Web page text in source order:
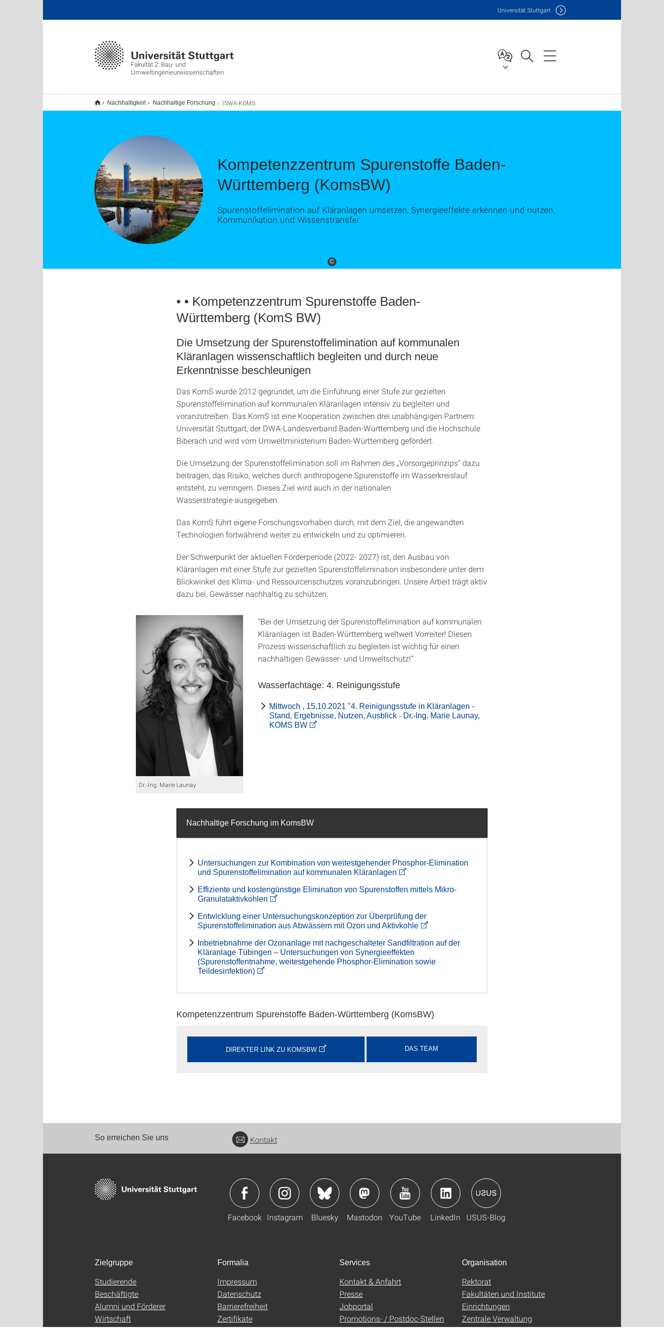
Fakultät 2: Bau- und
Umweltingenieurwissenschaften
Universität Stuttgart
Nachhaltigkeit Nachhaltige Forschung ISWA-KOMS
©
Kompetenzzentrum Spurenstoffe Baden-
Württemberg (KomsBW)
Spurenstoffelimination auf Kläranlagen umsetzen, Synergieeffekte erkennen und nutzen,
Kommunikation und Wissenstransfer
• • Kompetenzzentrum Spurenstoffe Baden-
Württemberg (KomS BW)
Die Umsetzung der Spurenstoffelimination auf kommunalen
Kläranlagen wissenschaftlich begleiten und durch neue
Erkenntnisse beschleunigen
Das KomS wurde 2012 gegründet, um die Einführung einer Stufe zur gezielten
Spurenstoffelimination auf kommunalen Kläranlagen intensiv zu begleiten und
voranzutreiben. Das KomS ist eine Kooperation zwischen drei unabhängigen Partnern:
Universität Stuttgart, der DWA-Landesverband Baden-Württemberg und die Hochschule
Biberach und wird vom Umweltministerium Baden-Württemberg gefördert.
Die Umsetzung der Spurenstoffelimination soll im Rahmen des „Vorsorgeprinzips“ dazu
beitragen, das Risiko, welches durch anthropogene Spurenstoffe im Wasserkreislauf
entsteht, zu verringern. Dieses Ziel wird auch in der nationalen
Wasserstrategie ausgegeben.
Das KomS führt eigene Forschungsvorhaben durch, mit dem Ziel, die angewandten
Technologien fortwährend weiter zu entwickeln und zu optimieren.
Der Schwerpunkt der aktuellen Förderperiode (2022- 2027) ist, den Ausbau von
Kläranlagen mit einer Stufe zur gezielten Spurenstoffelimination insbesondere unter dem
Blickwinkel des Klima- und Ressourcenschutzes voranzubringen. Unsere Arbeit trägt aktiv
dazu bei, Gewässer nachhaltig zu schützen.
Dr.-Ing. Marie Launay
"Bei der Umsetzung der Spurenstoffelimination auf kommunalen
Kläranlagen ist Baden-Württemberg weltweit Vorreiter! Diesen
Prozess wissenschaftlich zu begleiten ist wichtig für einen
nachhaltigen Gewässer- und Umweltschutz!"
Wasserfachtage: 4. Reinigungsstufe
Mittwoch , 15.10.2021 "4. Reinigungsstufe in Kläranlagen -
Stand, Ergebnisse, Nutzen, Ausblick - Dr.-Ing. Marie Launay,
KOMS BW
Nachhaltige Forschung im KomsBW
Untersuchungen zur Kombination von weitestgehender Phosphor-Elimination
und Spurenstoffelimination auf kommunalen Kläranlagen
Effiziente und kostengünstige Elimination von Spurenstoffen mittels Mikro-
Granulataktivkohlen
Entwicklung einer Untersuchungskonzeption zur Überprüfung der
Spurenstoffelimination aus Abwässern mit Ozon und Aktivkohle
Inbetriebnahme der Ozonanlage mit nachgeschalteter Sandfiltration auf der
Kläranlage Tübingen – Untersuchungen von Synergieeffekten
(Spurenstoffentnahme, weitestgehende Phosphor-Elimination sowie
Teildesinfektion)
Kompetenzzentrum Spurenstoffe Baden-Württemberg (KomsBW)
DIREKTER LINK ZU KOMSBW DAS TEAM
So erreichen Sie uns Kontakt
Facebook Instagram Bluesky Mastodon YouTube LinkedIn USUS-Blog
Zielgruppe
Studierende
Beschäftigte
Alumni und Förderer
Wirtschaft
Formalia
Impressum
Datenschutz
Barrierefreiheit
Zertifikate
Services
Kontakt & Anfahrt
Presse
Jobportal
Promotions- / Postdoc-Stellen
Organisation
Rektorat
Fakultäten und Institute
Einrichtungen
Zentrale Verwaltung